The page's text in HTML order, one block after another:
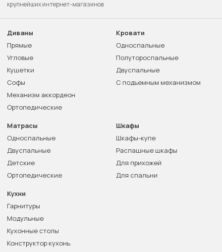
крупнейших интернет-магазинов
Диваны
Прямые
Угловые
Кушетки
Софы
Механизм аккордеон
Ортопедические
Кровати
Односпальные
Полутороспальные
Двуспальные
С подъемным механизмом
Матрасы
Односпальные
Двуспальные
Детские
Ортопедические
Шкафы
Шкафы-купе
Распашные шкафы
Для прихожей
Для спальни
Кухни
Гарнитуры
Модульные
Кухонные столы
Конструктор кухонь